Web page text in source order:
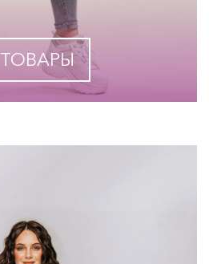
СМОТРЕТЬ ТОВАРЫ